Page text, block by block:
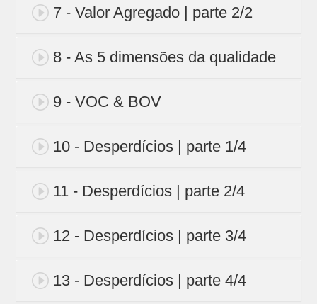
7 - Valor Agregado | parte 2/2
8 - As 5 dimensões da qualidade
9 - VOC & BOV
10 - Desperdícios | parte 1/4
11 - Desperdícios | parte 2/4
12 - Desperdícios | parte 3/4
13 - Desperdícios | parte 4/4